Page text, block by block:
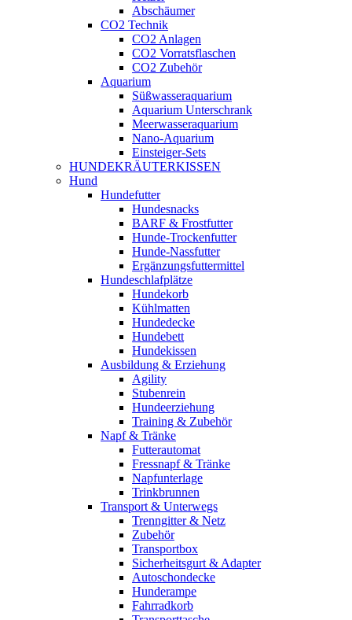
Abschäumer
CO2 Technik
CO2 Anlagen
CO2 Vorratsflaschen
CO2 Zubehör
Aquarium
Süßwasseraquarium
Aquarium Unterschrank
Meerwasseraquarium
Nano-Aquarium
Einsteiger-Sets
HUNDEKRÄUTERKISSEN
Hund
Hundefutter
Hundesnacks
BARF & Frostfutter
Hunde-Trockenfutter
Hunde-Nassfutter
Ergänzungsfuttermittel
Hundeschlafplätze
Hundekorb
Kühlmatten
Hundedecke
Hundebett
Hundekissen
Ausbildung & Erziehung
Agility
Stubenrein
Hundeerziehung
Training & Zubehör
Napf & Tränke
Futterautomat
Fressnapf & Tränke
Napfunterlage
Trinkbrunnen
Transport & Unterwegs
Trenngitter & Netz
Zubehör
Transportbox
Sicherheitsgurt & Adapter
Autoschondecke
Hunderampe
Fahrradkorb